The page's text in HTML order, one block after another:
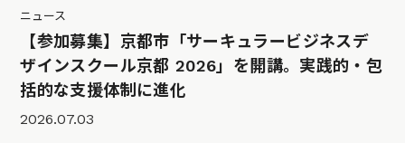
ニュース
【参加募集】京都市「サーキュラービジネスデ
ザインスクール京都 2026」を開講。実践的・包
括的な支援体制に進化
2026.07.03